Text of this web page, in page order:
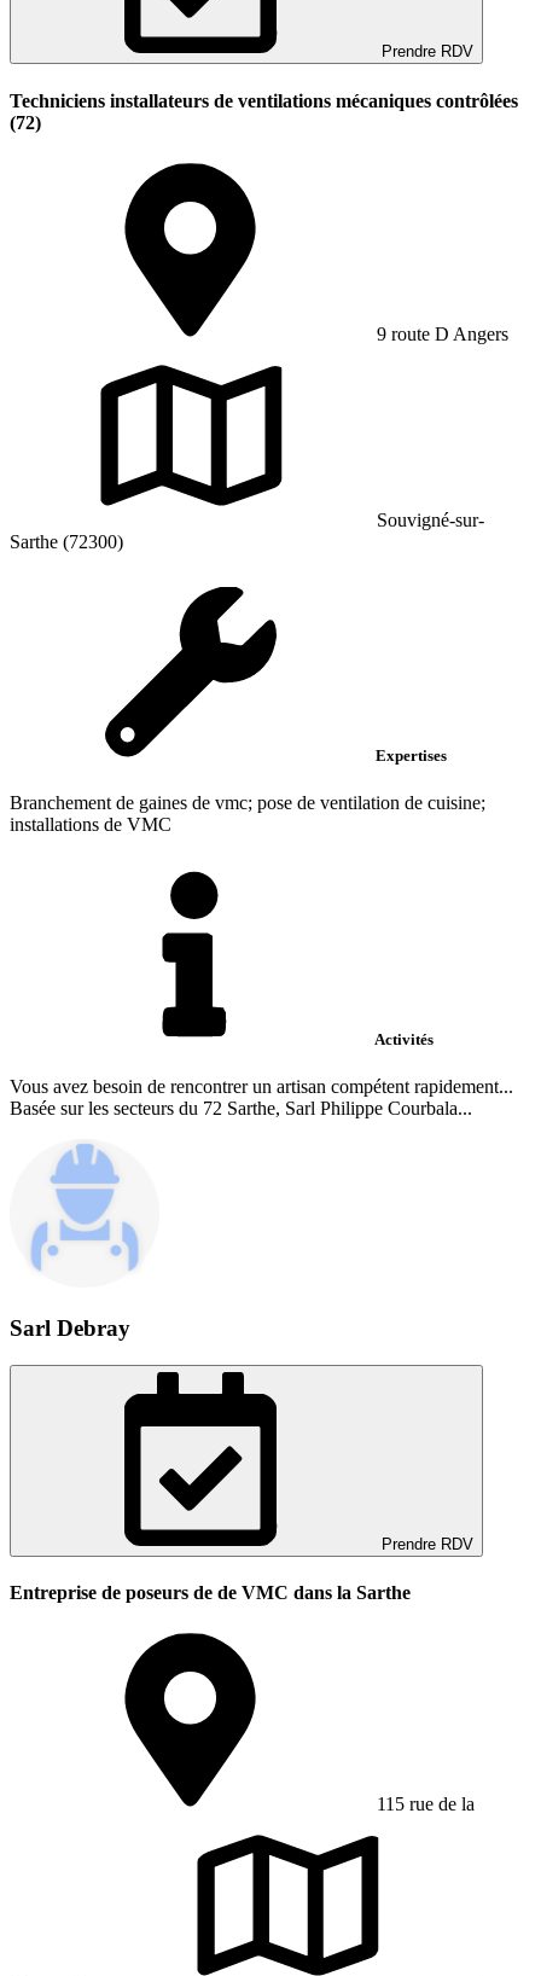
Prendre RDV
Techniciens installateurs de ventilations mécaniques contrôlées
(72)
9 route D Angers
Souvigné-sur-
Sarthe (72300)
Expertises
Branchement de gaines de vmc; pose de ventilation de cuisine;
installations de VMC
Activités
Vous avez besoin de rencontrer un artisan compétent rapidement...
Basée sur les secteurs du 72 Sarthe, Sarl Philippe Courbala...
Sarl Debray
Prendre RDV
Entreprise de poseurs de de VMC dans la Sarthe
115 rue de la